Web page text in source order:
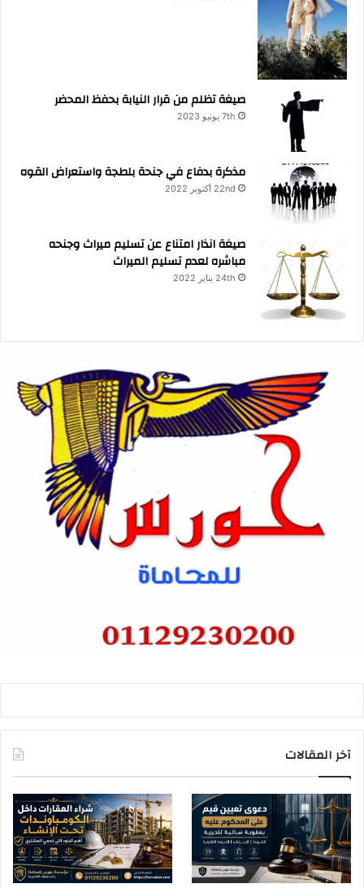
صيغة تظلم من قرار النيابة بحفظ المحضر
7th يونيو 2023
مذكرة بدفاع في جنحة بلطجة واستعراض القوه
22nd أكتوبر 2022
صيغة انذار امتناع عن تسليم ميراث وجنحه
مباشره لعدم تسليم الميراث
24th يناير 2022
آخر المقالات